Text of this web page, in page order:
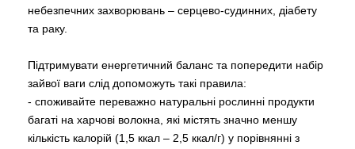
небезпечних захворювань – серцево-судинних, діабету
та раку.
Підтримувати енергетичний баланс та попередити набір
зайвої ваги слід допоможуть такі правила:
- споживайте переважно натуральні рослинні продукти
багаті на харчові волокна, які містять значно меншу
кількість калорій (1,5 ккал – 2,5 ккал/г) у порівнянні з